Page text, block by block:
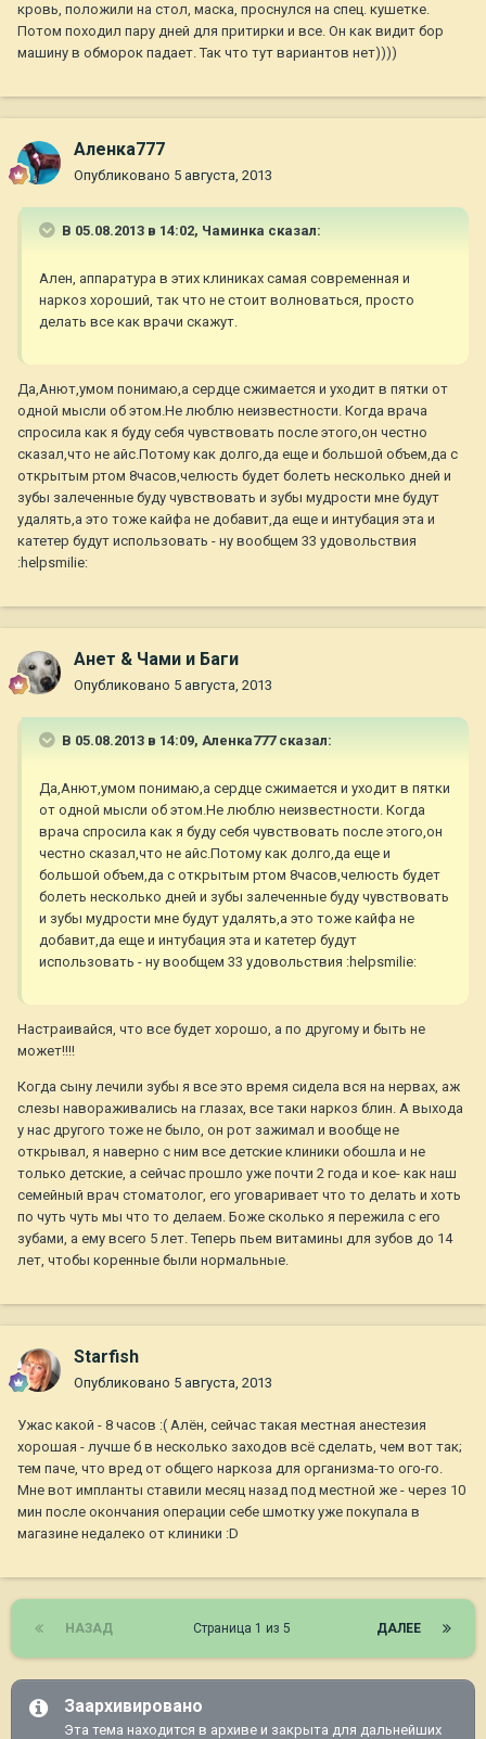
кровь, положили на стол, маска, проснулся на спец. кушетке.
Потом походил пару дней для притирки и все. Он как видит бор
машину в обморок падает. Так что тут вариантов нет))))
Аленка777
Опубликовано 5 августа, 2013
В 05.08.2013 в 14:02, Чаминка сказал:
Ален, аппаратура в этих клиниках самая современная и
наркоз хороший, так что не стоит волноваться, просто
делать все как врачи скажут.
Да,Анют,умом понимаю,а сердце сжимается и уходит в пятки от
одной мысли об этом.Не люблю неизвестности. Когда врача
спросила как я буду себя чувствовать после этого,он честно
сказал,что не айс.Потому как долго,да еще и большой объем,да с
открытым ртом 8часов,челюсть будет болеть несколько дней и
зубы залеченные буду чувствовать и зубы мудрости мне будут
удалять,а это тоже кайфа не добавит,да еще и интубация эта и
катетер будут использовать - ну вообщем 33 удовольствия
:helpsmilie:
Анет & Чами и Баги
Опубликовано 5 августа, 2013
В 05.08.2013 в 14:09, Аленка777 сказал:
Да,Анют,умом понимаю,а сердце сжимается и уходит в пятки
от одной мысли об этом.Не люблю неизвестности. Когда
врача спросила как я буду себя чувствовать после этого,он
честно сказал,что не айс.Потому как долго,да еще и
большой объем,да с открытым ртом 8часов,челюсть будет
болеть несколько дней и зубы залеченные буду чувствовать
и зубы мудрости мне будут удалять,а это тоже кайфа не
добавит,да еще и интубация эта и катетер будут
использовать - ну вообщем 33 удовольствия :helpsmilie:
Настраивайся, что все будет хорошо, а по другому и быть не
может!!!!
Когда сыну лечили зубы я все это время сидела вся на нервах, аж
слезы навораживались на глазах, все таки наркоз блин. А выхода
у нас другого тоже не было, он рот зажимал и вообще не
открывал, я наверно с ним все детские клиники обошла и не
только детские, а сейчас прошло уже почти 2 года и кое- как наш
семейный врач стоматолог, его уговаривает что то делать и хоть
по чуть чуть мы что то делаем. Боже сколько я пережила с его
зубами, а ему всего 5 лет. Теперь пьем витамины для зубов до 14
лет, чтобы коренные были нормальные.
Starfish
Опубликовано 5 августа, 2013
Ужас какой - 8 часов :( Алён, сейчас такая местная анестезия
хорошая - лучше б в несколько заходов всё сделать, чем вот так;
тем паче, что вред от общего наркоза для организма-то ого-го.
Мне вот импланты ставили месяц назад под местной же - через 10
мин после окончания операции себе шмотку уже покупала в
магазине недалеко от клиники :D
НАЗАД ДАЛЕЕ
Страница 1 из 5
Заархивировано
Эта тема находится в архиве и закрыта для дальнейших